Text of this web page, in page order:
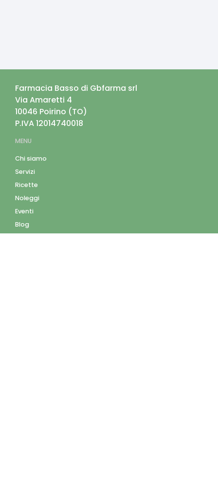
Farmacia Basso di Gbfarma srl
Via Amaretti 4
10046 Poirino (TO)
P.IVA12014740018
MENU
Chi siamo
Servizi
Ricette
Noleggi
Eventi
Blog